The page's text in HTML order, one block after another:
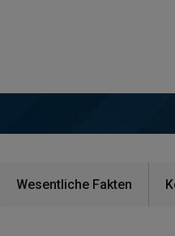
Wesentliche Fakten